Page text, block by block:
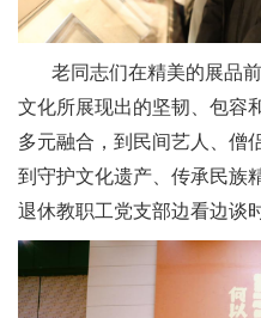
老同志们在精美的展品
文化所展现出的坚韧、包容
多元融合，到民间艺人、僧
到守护文化遗产、传承民族
退休教职工党支部边看边谈